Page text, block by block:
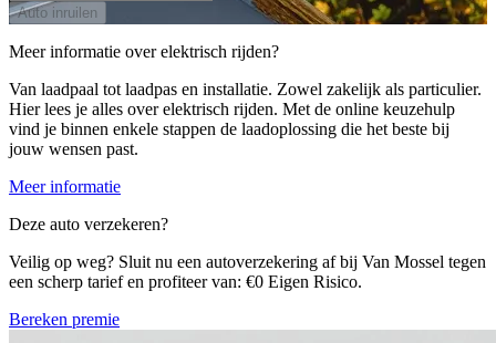
Auto inruilen
Meer informatie over elektrisch rijden?
Van laadpaal tot laadpas en installatie. Zowel zakelijk als particulier.
Hier lees je alles over elektrisch rijden. Met de online keuzehulp
vind je binnen enkele stappen de laadoplossing die het beste bij
jouw wensen past.
Meer informatie
Deze auto verzekeren?
Veilig op weg? Sluit nu een autoverzekering af bij Van Mossel tegen
een scherp tarief en profiteer van: €0 Eigen Risico.
Bereken premie